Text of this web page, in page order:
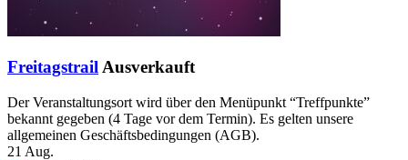
Freitagstrail Ausverkauft
Der Veranstaltungsort wird über den Menüpunkt “Treffpunkte”
bekannt gegeben (4 Tage vor dem Termin). Es gelten unsere
allgemeinen Geschäftsbedingungen (AGB).
21 Aug.